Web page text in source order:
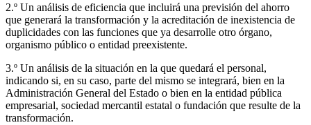
2.º Un análisis de eficiencia que incluirá una previsión del ahorro
que generará la transformación y la acreditación de inexistencia de
duplicidades con las funciones que ya desarrolle otro órgano,
organismo público o entidad preexistente.
3.º Un análisis de la situación en la que quedará el personal,
indicando si, en su caso, parte del mismo se integrará, bien en la
Administración General del Estado o bien en la entidad pública
empresarial, sociedad mercantil estatal o fundación que resulte de la
transformación.